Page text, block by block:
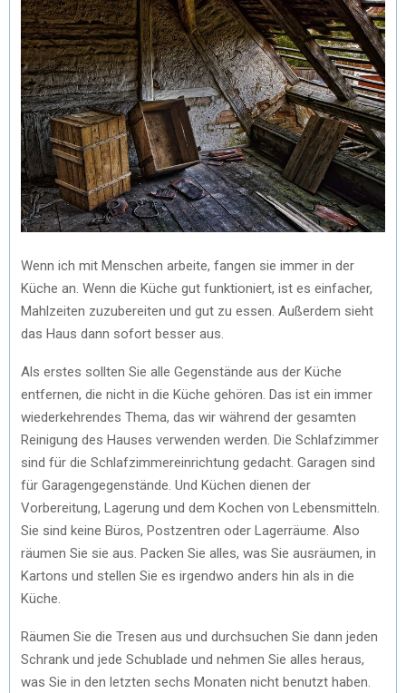
Wenn ich mit Menschen arbeite, fangen sie immer in der
Küche an. Wenn die Küche gut funktioniert, ist es einfacher,
Mahlzeiten zuzubereiten und gut zu essen. Außerdem sieht
das Haus dann sofort besser aus.
Als erstes sollten Sie alle Gegenstände aus der Küche
entfernen, die nicht in die Küche gehören. Das ist ein immer
wiederkehrendes Thema, das wir während der gesamten
Reinigung des Hauses verwenden werden. Die Schlafzimmer
sind für die Schlafzimmereinrichtung gedacht. Garagen sind
für Garagengegenstände. Und Küchen dienen der
Vorbereitung, Lagerung und dem Kochen von Lebensmitteln.
Sie sind keine Büros, Postzentren oder Lagerräume. Also
räumen Sie sie aus. Packen Sie alles, was Sie ausräumen, in
Kartons und stellen Sie es irgendwo anders hin als in die
Küche.
Räumen Sie die Tresen aus und durchsuchen Sie dann jeden
Schrank und jede Schublade und nehmen Sie alles heraus,
was Sie in den letzten sechs Monaten nicht benutzt haben.